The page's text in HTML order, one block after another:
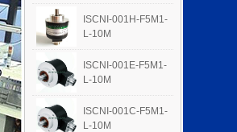
ISCNI-001H-F5M1-
L-10M
ISCNI-001E-F5M1-
L-10M
ISCNI-001C-F5M1-
L-10M